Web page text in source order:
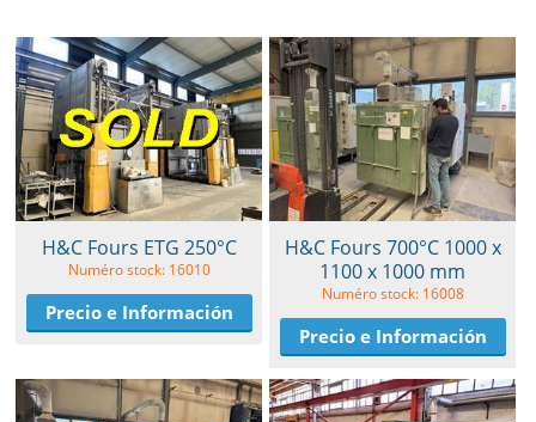
H&C Fours ETG 250°C
Numéro stock: 16010
Precio e Información
H&C Fours 700°C 1000 x
1100 x 1000 mm
Numéro stock: 16008
Precio e Información